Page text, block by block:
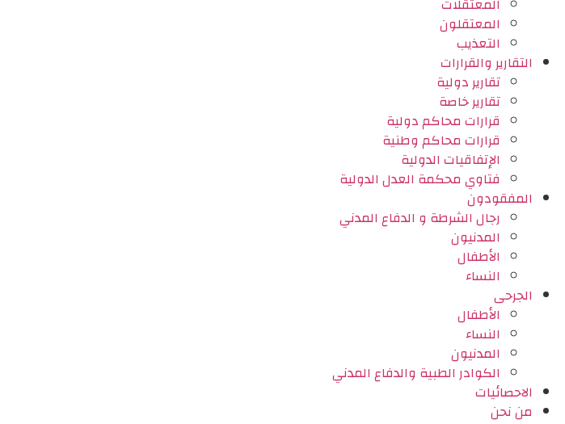
المعتقلات
المعتقلون
التعذيب
التقارير والقرارات
تقارير دولية
تقارير خاصة
قرارات محاكم دولية
قرارات محاكم وطنية
الإتفاقيات الدولية
فتاوي محكمة العدل الدولية
المفقودون
رجال الشرطة و الدفاع المدني
المدنيون
الأطفال
النساء
الجرحى
الأطفال
النساء
المدنيون
الكوادر الطبية والدفاع المدني
الاحصائيات
من نحن